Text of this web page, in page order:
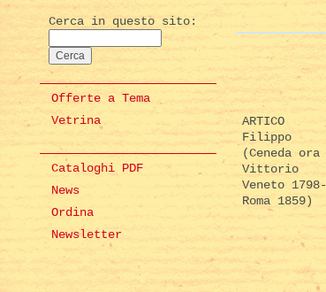
Cerca in questo sito:
Offerte a Tema
Vetrina
Cataloghi PDF
News
Ordina
Newsletter
ARTICO
Filippo
(Ceneda ora
Vittorio
Veneto 1798-
Roma 1859)